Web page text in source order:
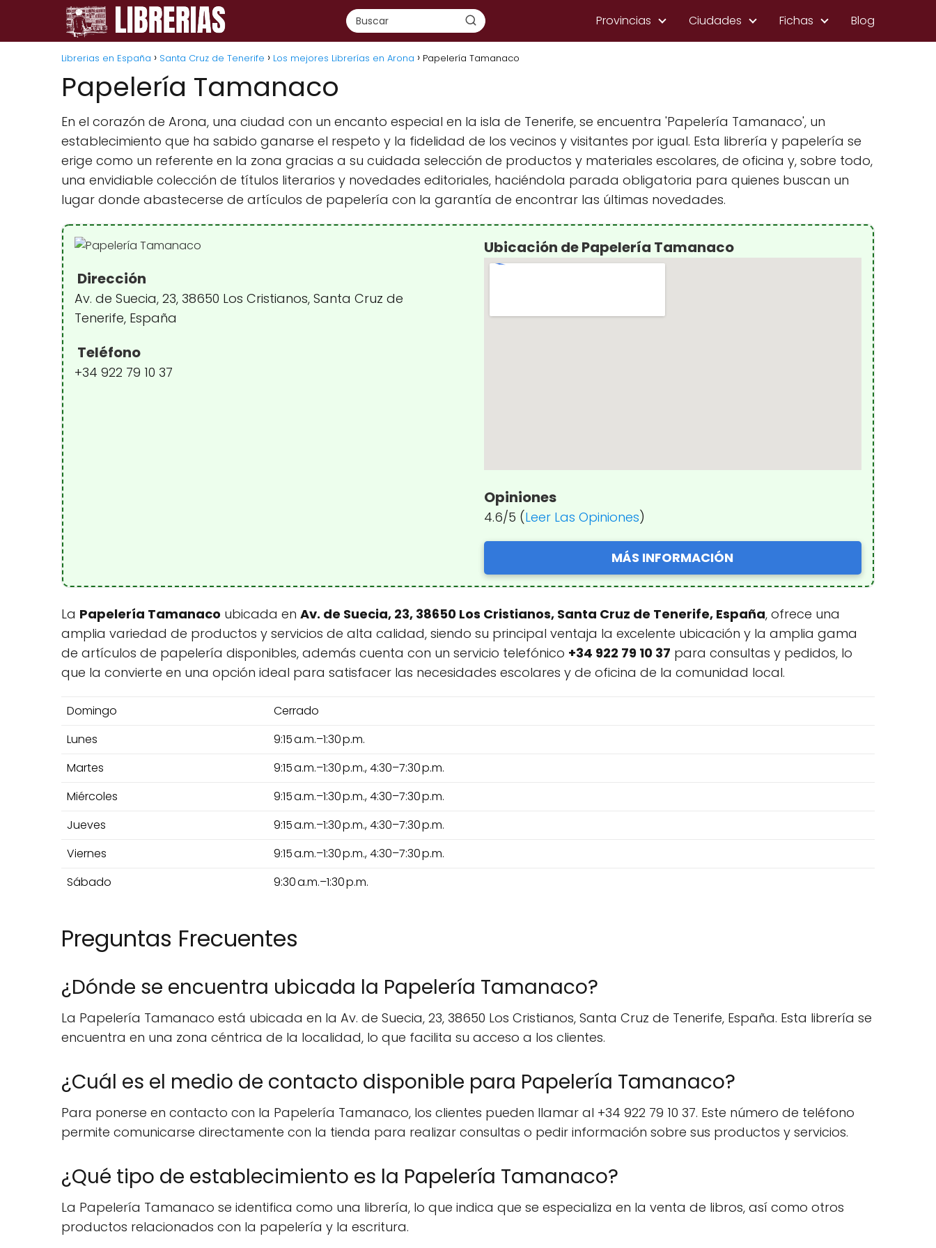
Provincias Ciudades Fichas Blog
Librerias en España Santa Cruz de Tenerife Los mejores Librerías en Arona Papelería Tamanaco
Papelería Tamanaco
En el corazón de Arona, una ciudad con un encanto especial en la isla de Tenerife, se encuentra 'Papelería Tamanaco', un
establecimiento que ha sabido ganarse el respeto y la fidelidad de los vecinos y visitantes por igual. Esta librería y papelería se
erige como un referente en la zona gracias a su cuidada selección de productos y materiales escolares, de oficina y, sobre todo,
una envidiable colección de títulos literarios y novedades editoriales, haciéndola parada obligatoria para quienes buscan un
lugar donde abastecerse de artículos de papelería con la garantía de encontrar las últimas novedades.
Dirección
Av. de Suecia, 23, 38650 Los Cristianos, Santa Cruz de
Tenerife, España
Teléfono
+34 922 79 10 37
Ubicación de Papelería Tamanaco
Opiniones
4.6/5 (Leer Las Opiniones)
MÁS INFORMACIÓN
La Papelería Tamanaco ubicada en Av. de Suecia, 23, 38650 Los Cristianos, Santa Cruz de Tenerife, España, ofrece una
amplia variedad de productos y servicios de alta calidad, siendo su principal ventaja la excelente ubicación y la amplia gama
de artículos de papelería disponibles, además cuenta con un servicio telefónico +34 922 79 10 37 para consultas y pedidos, lo
que la convierte en una opción ideal para satisfacer las necesidades escolares y de oficina de la comunidad local.
Domingo
Cerrado
Lunes
9:15 a.m.–1:30 p.m.
Martes
9:15 a.m.–1:30 p.m., 4:30–7:30 p.m.
Miércoles
9:15 a.m.–1:30 p.m., 4:30–7:30 p.m.
Jueves
9:15 a.m.–1:30 p.m., 4:30–7:30 p.m.
Viernes
9:15 a.m.–1:30 p.m., 4:30–7:30 p.m.
Sábado
9:30 a.m.–1:30 p.m.
Preguntas Frecuentes
¿Dónde se encuentra ubicada la Papelería Tamanaco?
La Papelería Tamanaco está ubicada en la Av. de Suecia, 23, 38650 Los Cristianos, Santa Cruz de Tenerife, España. Esta librería se
encuentra en una zona céntrica de la localidad, lo que facilita su acceso a los clientes.
¿Cuál es el medio de contacto disponible para Papelería Tamanaco?
Para ponerse en contacto con la Papelería Tamanaco, los clientes pueden llamar al +34 922 79 10 37. Este número de teléfono
permite comunicarse directamente con la tienda para realizar consultas o pedir información sobre sus productos y servicios.
¿Qué tipo de establecimiento es la Papelería Tamanaco?
La Papelería Tamanaco se identifica como una librería, lo que indica que se especializa en la venta de libros, así como otros
productos relacionados con la papelería y la escritura.